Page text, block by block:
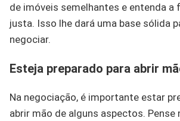
de imóveis semelhantes e entenda a
justa. Isso lhe dará uma base sólida
negociar.
Esteja preparado para abrir
Na negociação, é importante estar
abrir mão de alguns aspectos. Pense